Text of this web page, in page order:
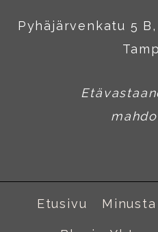
Pyhäjärvenkatu 5
Etusivu Minusta